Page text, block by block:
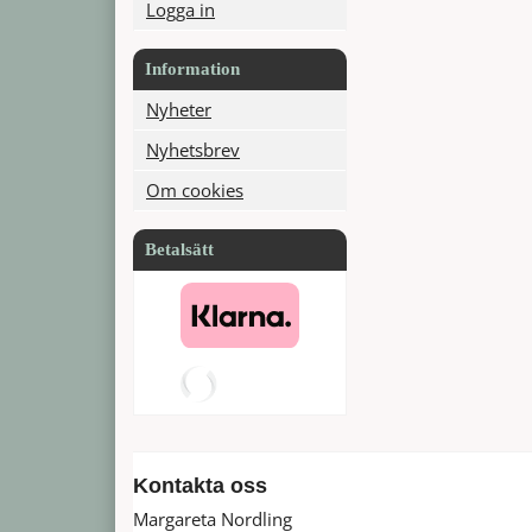
Logga in
Information
Nyheter
Nyhetsbrev
Om cookies
Betalsätt
Kontakta oss
Margareta Nordling